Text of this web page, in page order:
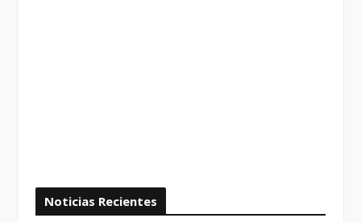
Noticias Recientes